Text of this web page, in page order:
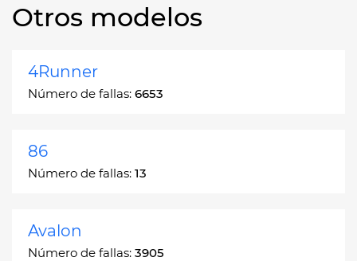
Otros modelos
4Runner
Número de fallas: 6653
86
Número de fallas: 13
Avalon
Número de fallas: 3905